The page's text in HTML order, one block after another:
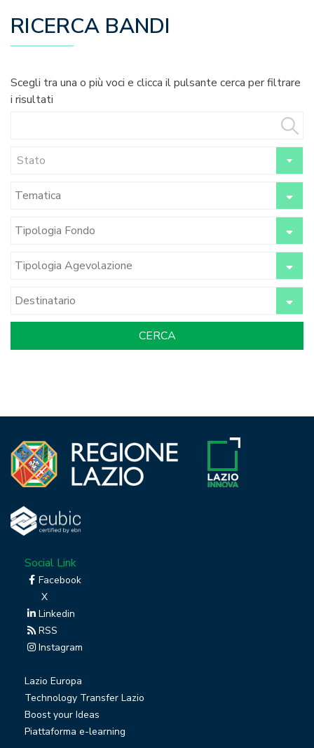
RICERCA BANDI
Scegli tra una o più voci e clicca il pulsante cerca per filtrare
i risultati
Stato
Social Link
Facebook
X
Linkedin
RSS
Instagram
Lazio Europa
Technology Transfer Lazio
Boost your Ideas
Piattaforma e-learning